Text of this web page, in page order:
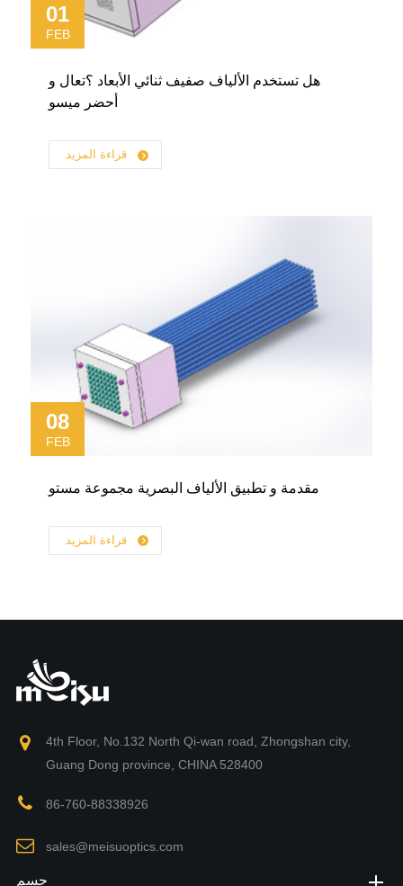
01
FEB
هل تستخدم الألياف صفيف ثنائي الأبعاد ؟تعال و
أحضر ميسو
08
FEB
مقدمة و تطبيق الألياف البصرية مجموعة مستو
4th Floor, No.132 North Qi-wan road, Zhongshan city,
Guang Dong province, CHINA 528400
86-760-88338926
sales@meisuoptics.com
حسم